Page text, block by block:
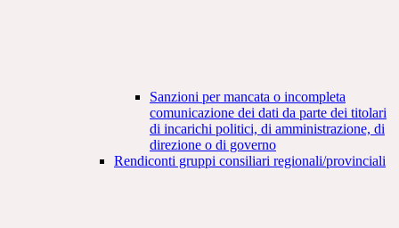
Sanzioni per mancata o incompleta
comunicazione dei dati da parte dei titolari
di incarichi politici, di amministrazione, di
direzione o di governo
Rendiconti gruppi consiliari regionali/provinciali